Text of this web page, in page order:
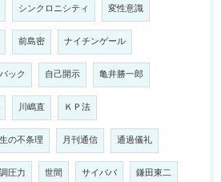
シンクロニシティ 変性意識
前島密 ナイチンゲール
ック 自己開示 亀井勝一郎
川嶋直 ＫＰ法
の不条理 月刊通信 通過儀礼
圧力 世間 サイババ 鎌田東二